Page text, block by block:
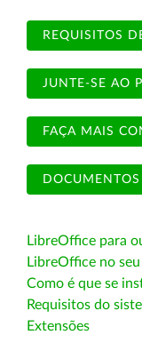
REQUISITOS
JUNTE-SE AO
FAÇA MAIS
LibreOffice para
LibreOffice no
Como é que se
Requisitos do
Extensões